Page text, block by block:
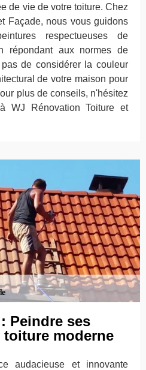
de vie de votre toiture. Chez
Façade, nous vous guidons
respectueuses de
répondant aux normes de
de considérer la couleur
de votre maison pour
plus de conseils, n'hésitez
WJ Rénovation Toiture et
Peindre ses
moderne
audacieuse et innovante